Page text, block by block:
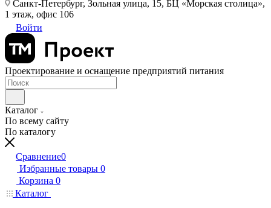
Санкт-Петербург, Зольная улица, 15, БЦ «Морская столица»,
1 этаж, офис 106
Войти
Проектирование и оснащение предприятий питания
Каталог
По всему сайту
По каталогу
Сравнение0
Избранные товары 0
Корзина 0
Каталог